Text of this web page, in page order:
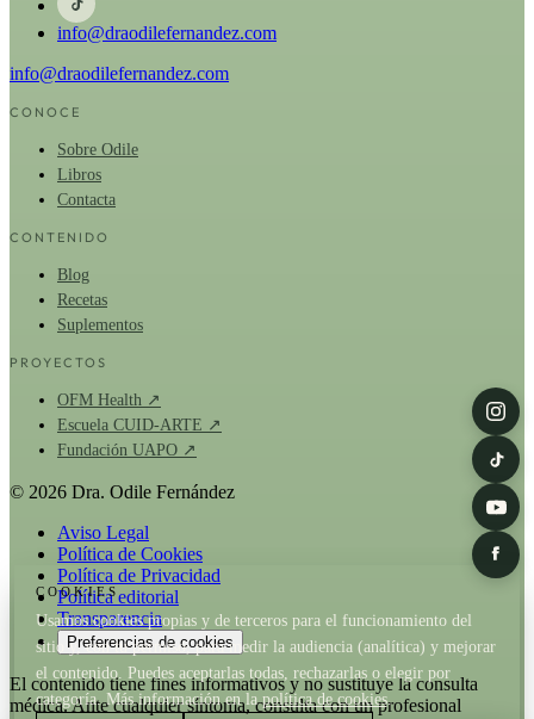
info@draodilefernandez.com
info@draodilefernandez.com
CONOCE
Sobre Odile
Libros
Contacta
CONTENIDO
Blog
Recetas
Suplementos
PROYECTOS
OFM Health ↗
Escuela CUID-ARTE ↗
Fundación UAPO ↗
© 2026 Dra. Odile Fernández
Aviso Legal
Política de Cookies
Política de Privacidad
Política editorial
Transparencia
Preferencias de cookies
El contenido tiene fines informativos y no sustituye la consulta
médica. Ante cualquier síntoma, consulta con un profesional
COOKIES
Usamos cookies propias y de terceros para el funcionamiento del
sitio y, con tu permiso, para medir la audiencia (analítica) y mejorar
el contenido. Puedes aceptarlas todas, rechazarlas o elegir por
categoría. Más información en lapolítica de cookies.